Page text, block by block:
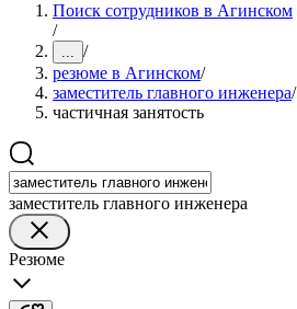
Поиск сотрудников в Агинском
/
... /
резюме в Агинском/
заместитель главного инженера/
частичная занятость
заместитель главного инженера
Резюме